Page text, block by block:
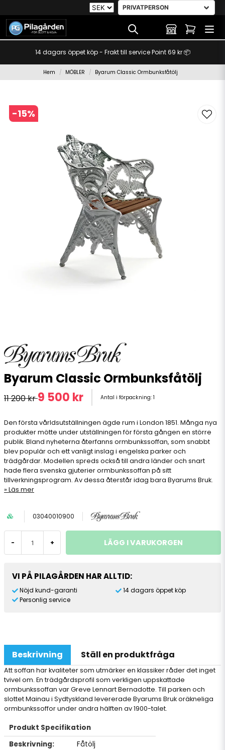
14 dagars öppet köp - Frakt till service Point 69 kr 📦
Hem MÖBLER Byarum Classic Ormbunksfåtölj
-15%
Byarum Classic Ormbunksfåtölj
11 200 kr9 500 kr Antal i förpackning: 1
Den första vårldsutställningen ägde rum i London 1851. Många nya
produkter mötte under utställningen för första gången en större
publik. Bland nyheterna återfanns ormbunkssoffan, som snabbt
blev populär och ett vanligt inslag i engelska parker och
trädgårdar. Modellen spreds också till andra länder och snart
hade flera svenska gjuterier ormbunkssoffan på sitt
tillverkningsprogram. Av dessa återstår idag bara Byarums Bruk.
Läs mer
03040010900
- + LÄGG I VARUKORGEN
VI PÅ PILAGÅRDEN HAR ALLTID:
Nöjd kund-garanti
Personlig service
14 dagars öppet köp
Beskrivning Ställ en produktfråga
Att soffan har kvaliteter som utmärker en klassiker råder det inget
tvivel om. En trädgårdsprofil som verkligen uppskattade
ormbunkssoffan var Greve Lennart Bernadotte. Till parken och
slottet Mainau i Sydtyskland levererade Byarums Bruk oräkneliga
ormbunkssoffor under andra hälften av 1900-talet.
Produkt Specifikation
Beskrivning:
Fåtölj